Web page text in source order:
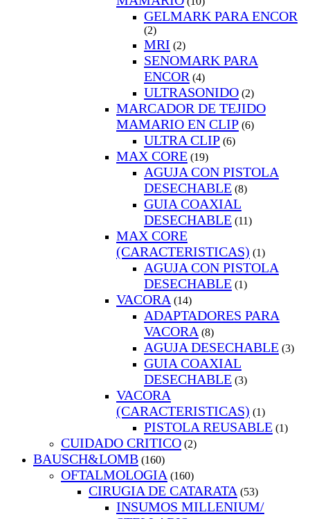
GELMARK PARA ENCOR
(2)
MRI (2)
SENOMARK PARA
ENCOR (4)
ULTRASONIDO (2)
MARCADOR DE TEJIDO
MAMARIO EN CLIP (6)
ULTRA CLIP (6)
MAX CORE (19)
AGUJA CON PISTOLA
DESECHABLE (8)
GUIA COAXIAL
DESECHABLE (11)
MAX CORE
(CARACTERISTICAS) (1)
AGUJA CON PISTOLA
DESECHABLE (1)
VACORA (14)
ADAPTADORES PARA
VACORA (8)
AGUJA DESECHABLE (3)
GUIA COAXIAL
DESECHABLE (3)
VACORA
(CARACTERISTICAS) (1)
PISTOLA REUSABLE (1)
CUIDADO CRITICO (2)
BAUSCH&LOMB (160)
OFTALMOLOGIA (160)
CIRUGIA DE CATARATA (53)
INSUMOS MILLENIUM/